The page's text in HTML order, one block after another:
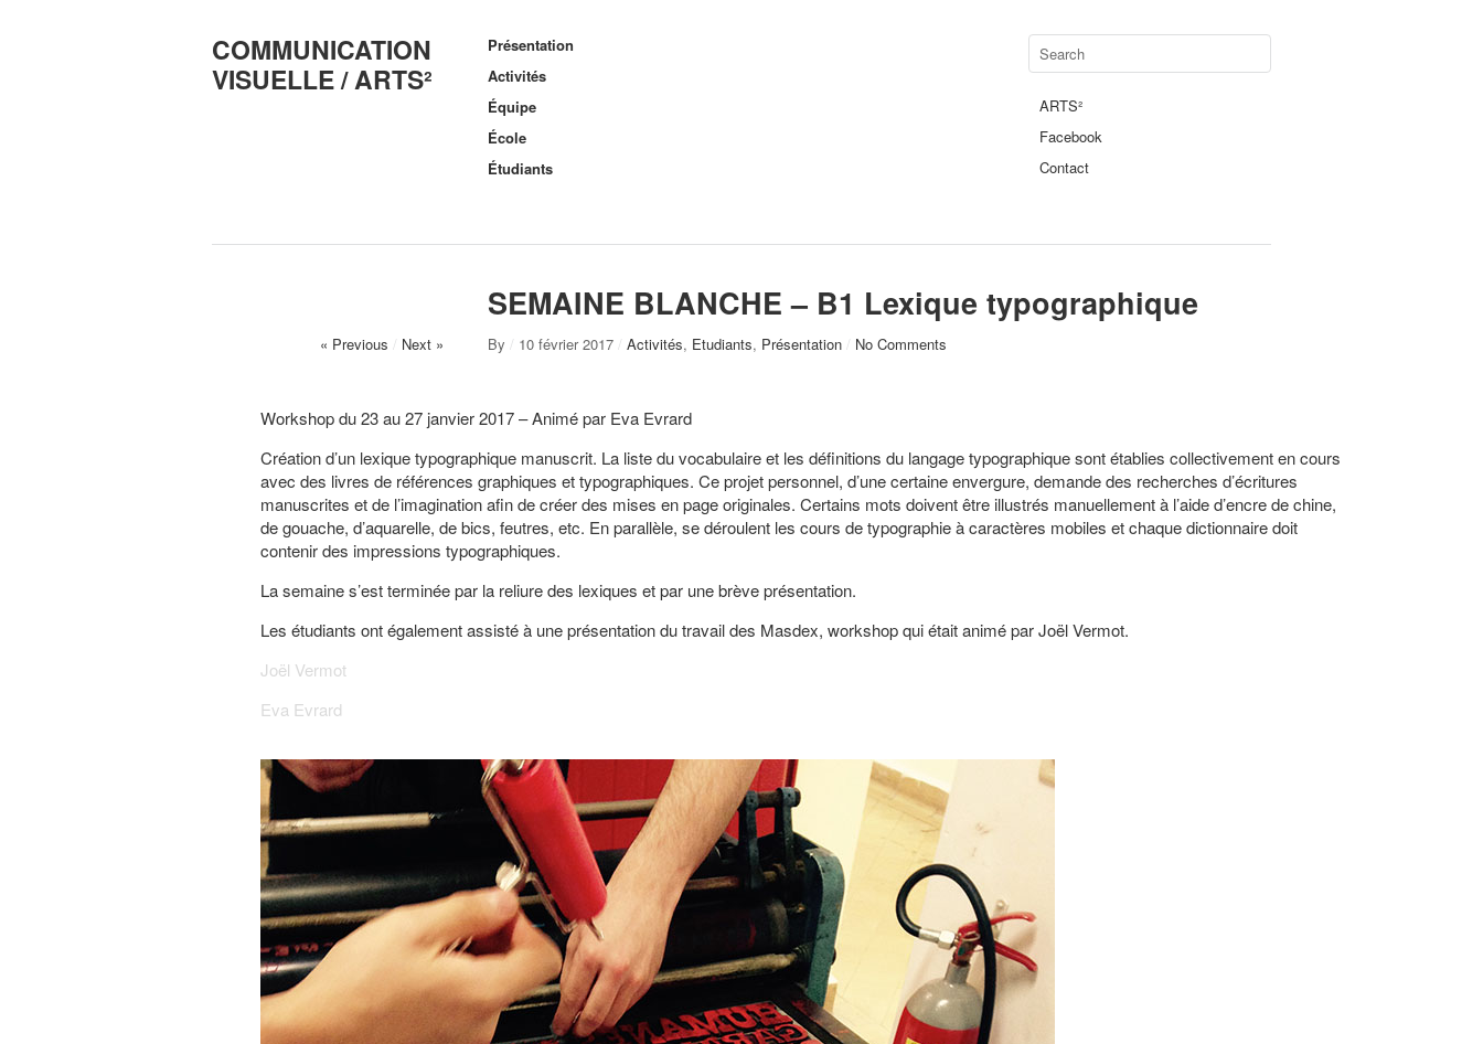
COMMUNICATION
VISUELLE / ARTS²
Présentation
Activités
Équipe
École
Étudiants
ARTS²
Facebook
Contact
SEMAINE BLANCHE – B1 Lexique typographique
« Previous / Next » By / 10 février 2017 / Activités, Etudiants, Présentation / No Comments
Workshop du 23 au 27 janvier 2017 – Animé par Eva Evrard
Création d’un lexique typographique manuscrit. La liste du vocabulaire et les définitions du langage typographiquesont établies collectivement en cours
avec des livres de références graphiques et typographiques. Ce projet personnel, d’une certaine envergure, demande des recherches d’écritures
manuscrites et de l’imagination afin de créer des mises en page originales. Certains mots doivent être illustrés manuellement à l’aide d’encrede chine,
de gouache, d’aquarelle, de bics, feutres, etc. En parallèle, se déroulent les cours de typographie à caractères mobiles et chaque dictionnaire doit
contenir des impressions typographiques.
La semaine s’est terminée par la reliure des lexiques et par une brève présentation.
Les étudiants ont également assisté à une présentation du travail des Masdex, workshop qui était animé par Joël Vermot.
Joël Vermot
Eva Evrard